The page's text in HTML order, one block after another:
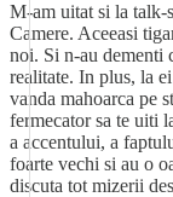
M-am uitat si la talk-
Camere. Aceeasi
noi. Si n-au dementi
realitate. In plus, la
vanda mahoarca pe
fermecator sa te uiti
a accentului, a
foarte vechi si au o
discuta tot mizerii